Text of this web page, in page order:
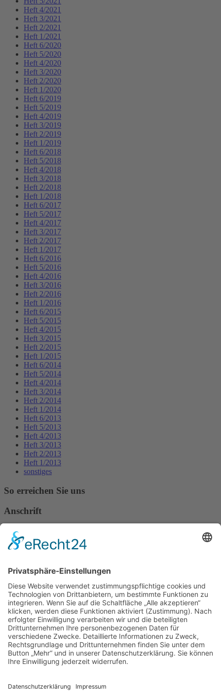
Heft 4/2021
Heft 3/2021
Heft 2/2021
Heft 1/2021
Heft 6/2020
Heft 5/2020
Heft 4/2020
Heft 3/2020
Heft 2/2020
Heft 1/2020
Heft 6/2019
Heft 5/2019
Heft 4/2019
Heft 3/2019
Heft 2/2019
Heft 1/2019
Heft 6/2018
Heft 5/2018
Heft 4/2018
Heft 3/2018
Heft 2/2018
Heft 1/2018
Heft 6/2017
Heft 5/2017
Heft 4/2017
Heft 3/2017
Heft 2/2017
Heft 1/2017
Heft 6/2016
Heft 5/2016
Heft 4/2016
Heft 3/2016
Heft 2/2016
Heft 1/2016
Heft 6/2015
Heft 5/2015
Heft 4/2015
Heft 3/2015
Heft 2/2015
Heft 1/2015
Heft 6/2014
Heft 5/2014
Heft 4/2014
Heft 3/2014
Heft 2/2014
Heft 1/2014
Heft 6/2013
Heft 5/2013
Heft 4/2013
Heft 3/2013
Heft 2/2013
Heft 1/2013
sonstiges
So erreichen Sie uns
Anschrift
Verband Deutscher Tierheilpraktiker e.V.
Verbandsverwaltung
Am Rosenbraken 12
E-Mail
Diese E-Mail-Adresse ist vor Spambots geschützt! Zur Anzeige
muss JavaScript eingeschaltet sein!
Diese E-Mail-Adresse ist vor Spambots geschützt! Zur Anzeige
muss JavaScript eingeschaltet sein!
Telefon Service-Team
Tel: 0261-1349 5200
Tel: 0172-546 19 20